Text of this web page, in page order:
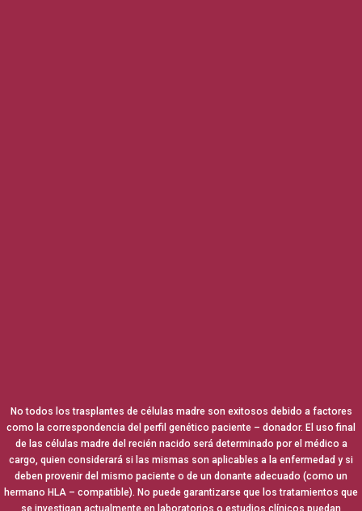
No todos los trasplantes de células madre son exitosos debido a factores
como la correspondencia del perfil genético paciente – donador. El uso final
de las células madre del recién nacido será determinado por el médico a
cargo, quien considerará si las mismas son aplicables a la enfermedad y si
deben provenir del mismo paciente o de un donante adecuado (como un
hermano HLA – compatible). No puede garantizarse que los tratamientos que